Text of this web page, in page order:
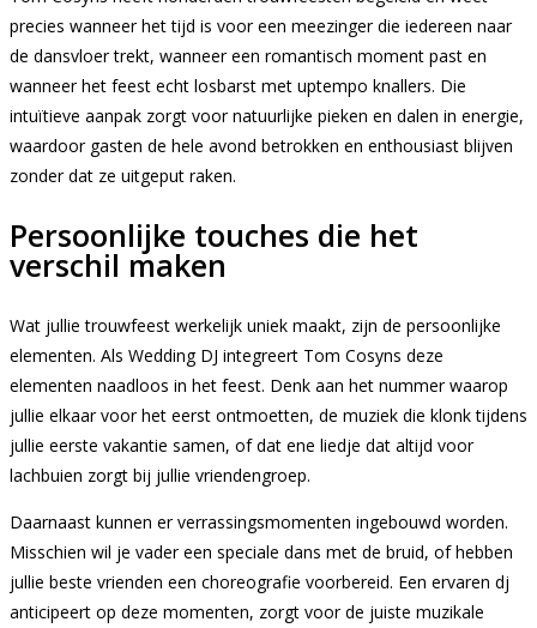
precies wanneer het tijd is voor een meezinger die iedereen naar
de dansvloer trekt, wanneer een romantisch moment past en
wanneer het feest echt losbarst met uptempo knallers. Die
intuïtieve aanpak zorgt voor natuurlijke pieken en dalen in energie,
waardoor gasten de hele avond betrokken en enthousiast blijven
zonder dat ze uitgeput raken.
Persoonlijke touches die het
verschil maken
Wat jullie trouwfeest werkelijk uniek maakt, zijn de persoonlijke
elementen. Als Wedding DJ integreert Tom Cosyns deze
elementen naadloos in het feest. Denk aan het nummer waarop
jullie elkaar voor het eerst ontmoetten, de muziek die klonk tijdens
jullie eerste vakantie samen, of dat ene liedje dat altijd voor
lachbuien zorgt bij jullie vriendengroep.
Daarnaast kunnen er verrassingsmomenten ingebouwd worden.
Misschien wil je vader een speciale dans met de bruid, of hebben
jullie beste vrienden een choreografie voorbereid. Een ervaren dj
anticipeert op deze momenten, zorgt voor de juiste muzikale